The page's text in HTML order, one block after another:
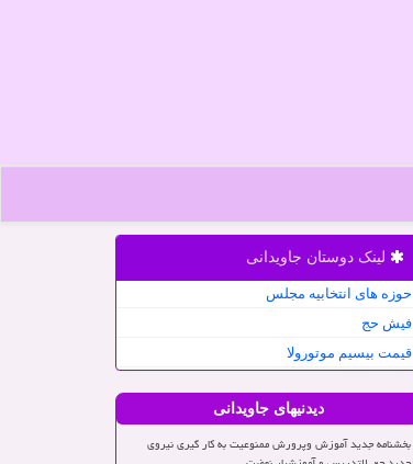
لینک دوستان جاویدانی
حوزه های انتخابیه مجلس
فیش حج
قیمت بیسیم موتورولا
دیدنیهای جاویدانی
بخشنامه جدید آموزش وپرورش ممنوعیت به کار گیری نیروی